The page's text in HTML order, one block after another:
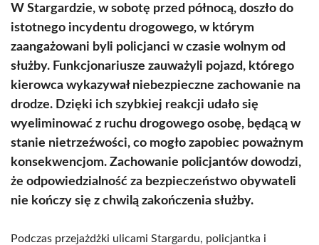
W Stargardzie, w sobotę przed północą, doszło do
istotnego incydentu drogowego, w którym
zaangażowani byli policjanci w czasie wolnym od
służby. Funkcjonariusze zauważyli pojazd, którego
kierowca wykazywał niebezpieczne zachowanie na
drodze. Dzięki ich szybkiej reakcji udało się
wyeliminować z ruchu drogowego osobę, będącą w
stanie nietrzeźwości, co mogło zapobiec poważnym
konsekwencjom. Zachowanie policjantów dowodzi,
że odpowiedzialność za bezpieczeństwo obywateli
nie kończy się z chwilą zakończenia służby.
Podczas przejażdżki ulicami Stargardu, policjantka i